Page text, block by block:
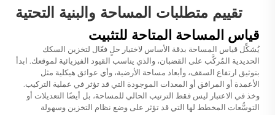
تقييم متطلبات المساحة والبنية التحتية
قياس المساحة المتاحة للتثبيت
يُشكِّل قياس المساحة بدقة الأساس لاختيار حلٍ فعّال لتخزين السكك
الحديدية المُركَّب على القضبان، والذي يناسب القيود الفيزيائية لموقعك. ابدأ
بتوثيق ارتفاع السقف، وأبعاد مساحة الأرضية، وأي عوائق هيكلية مثل
الأعمدة أو المرافق أو المعدات الموجودة التي قد تؤثر في عملية التركيب.
وخذ في الاعتبار ليس فقط الترتيب الحالي للمساحة، بل أيضًا التعديلات أو
التوسُّعات المخطط لها التي قد تؤثر على وضع نظام التخزين وسهولة